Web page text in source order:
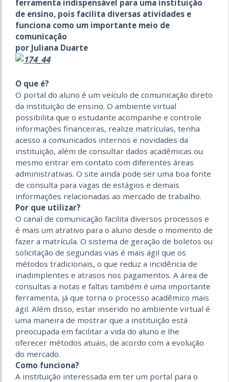
ferramenta indispensável para uma instituição
de ensino, pois facilita diversas atividades e
funciona como um importante meio de
comunicação
por Juliana Duarte
O que é?
O portal do aluno é um veículo de comunicação direto
da instituição de ensino. O ambiente virtual
possibilita que o estudante acompanhe e controle
informações financeiras, realize matrículas, tenha
acesso a comunicados internos e novidades da
instituição, além de consultar dados acadêmicas ou
mesmo entrar em contato com diferentes áreas
administrativas. O site ainda pode ser uma boa fonte
de consulta para vagas de estágios e demais
informações relacionadas ao mercado de trabalho.
Por que utilizar?
O canal de comunicação facilita diversos processos e
é mais um atrativo para o aluno desde o momento de
fazer a matrícula. O sistema de geração de boletos ou
solicitação de segundas vias é mais ágil que os
métodos tradicionais, o que reduz a incidência de
inadimplentes e atrasos nos pagamentos. A área de
consultas a notas e faltas também é uma importante
ferramenta, já que torna o processo acadêmico mais
ágil. Além disso, estar inserido no ambiente virtual é
uma maneira de mostrar que a instituição está
preocupada em facilitar a vida do aluno e lhe
oferecer métodos atuais, de acordo com a evolução
do mercado.
Como funciona?
A instituição interessada em ter um portal para o